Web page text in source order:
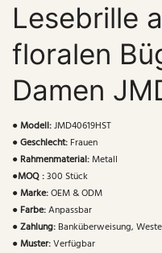
Lesebrille
floralen
Damen
●Modell:JMD40619HST
●Geschlecht: Frauen
● Rahmenmaterial:Metall
●MOQ :300 Stück
●Marke:OEM & ODM
● Farbe:Anpassbar
●Zahlung: Banküberweisung,
●Muster:Verfügbar